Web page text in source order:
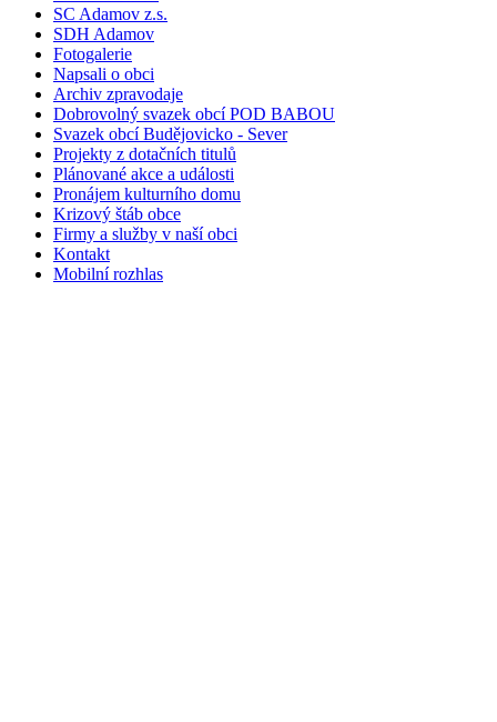
SC Adamov z.s.
SDH Adamov
Fotogalerie
Napsali o obci
Archiv zpravodaje
Dobrovolný svazek obcí POD BABOU
Svazek obcí Budějovicko - Sever
Projekty z dotačních titulů
Plánované akce a události
Pronájem kulturního domu
Krizový štáb obce
Firmy a služby v naší obci
Kontakt
Mobilní rozhlas